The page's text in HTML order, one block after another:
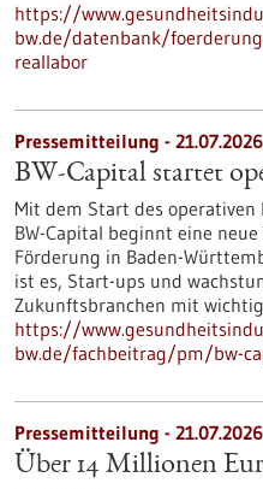
https://
bw.de/datenbank/
reallabor
Pressemitteilung - 21.07.2026
BW-Capital startet
Mit dem Start des operativen
BW-Capital beginnt eine
Förderung in Baden-
ist es, Start-ups und
Zukunftsbranchen mit
https://
bw.de/fachbeitrag/pm/bw-
Pressemitteilung - 21.07.2026
Über 14 Millionen